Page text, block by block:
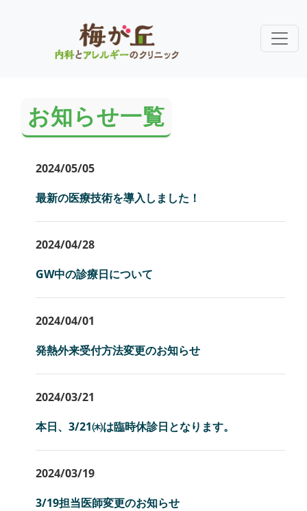
お知らせ一覧
2024/05/05
最新の医療技術を導入しました！
2024/04/28
GW中の診療日について
2024/04/01
発熱外来受付方法変更のお知らせ
2024/03/21
本日、3/21㈭は臨時休診日となります。
2024/03/19
3/19担当医師変更のお知らせ